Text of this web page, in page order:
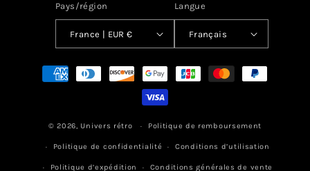
Pays/région
France | EUR €
Langue
Français
Moyens
© 2026, Univers rétro Politique de remboursement
Politique de confidentialité Conditions d’utilisation
Politique d’expédition Conditions générales de vente